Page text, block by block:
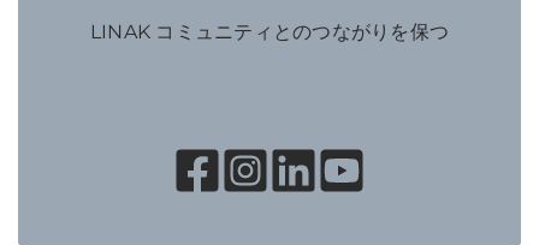
LINAK コミュニティとのつながりを保つ